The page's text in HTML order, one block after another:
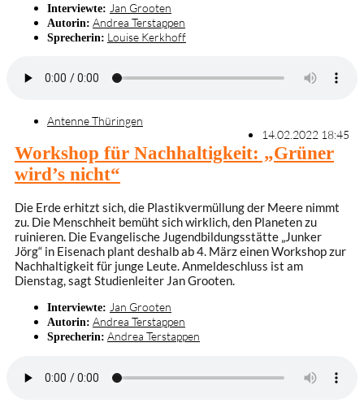
Interviewte: Jan Grooten
Autorin: Andrea Terstappen
Sprecherin: Louise Kerkhoff
Antenne Thüringen
14.02.2022 18:45
Workshop für Nachhaltigkeit: „Grüner
wird’s nicht“
Die Erde erhitzt sich, die Plastikvermüllung der Meere nimmt
zu. Die Menschheit bemüht sich wirklich, den Planeten zu
ruinieren. Die Evangelische Jugendbildungsstätte „Junker
Jörg“ in Eisenach plant deshalb ab 4. März einen Workshop zur
Nachhaltigkeit für junge Leute. Anmeldeschluss ist am
Dienstag, sagt Studienleiter Jan Grooten.
Interviewte: Jan Grooten
Autorin: Andrea Terstappen
Sprecherin: Andrea Terstappen